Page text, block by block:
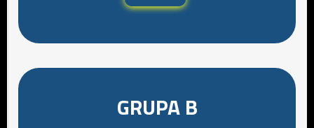
GRUPA B